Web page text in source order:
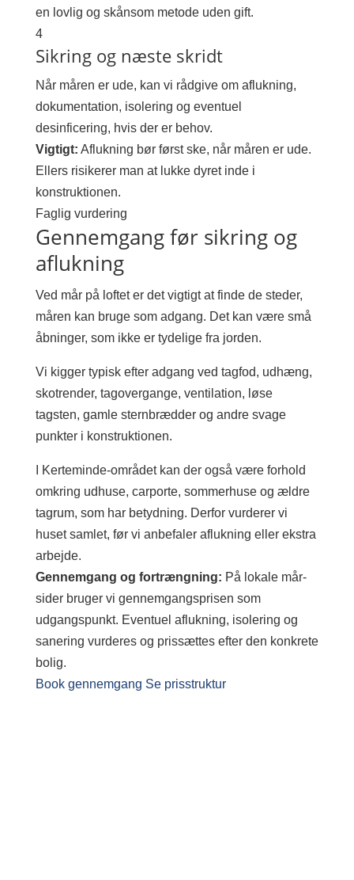
en lovlig og skånsom metode uden gift.
4
Sikring og næste skridt
Når måren er ude, kan vi rådgive om aflukning,
dokumentation, isolering og eventuel
desinficering, hvis der er behov.
Vigtigt: Aflukning bør først ske, når måren er ude.
Ellers risikerer man at lukke dyret inde i
konstruktionen.
Faglig vurdering
Gennemgang før sikring og
aflukning
Ved mår på loftet er det vigtigt at finde de steder,
måren kan bruge som adgang. Det kan være små
åbninger, som ikke er tydelige fra jorden.
Vi kigger typisk efter adgang ved tagfod, udhæng,
skotrender, tagovergange, ventilation, løse
tagsten, gamle sternbrædder og andre svage
punkter i konstruktionen.
I Kerteminde-området kan der også være forhold
omkring udhuse, carporte, sommerhuse og ældre
tagrum, som har betydning. Derfor vurderer vi
huset samlet, før vi anbefaler aflukning eller ekstra
arbejde.
Gennemgang og fortrængning: På lokale mår-
sider bruger vi gennemgangsprisen som
udgangspunkt. Eventuel aflukning, isolering og
sanering vurderes og prissættes efter den konkrete
bolig.
Book gennemgang Se prisstruktur